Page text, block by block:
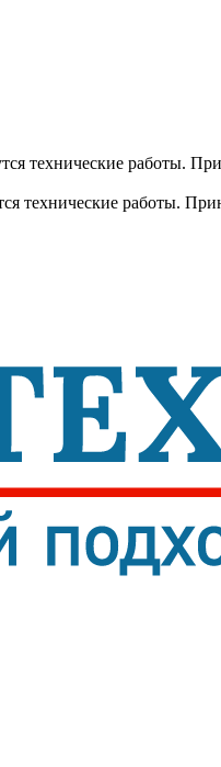
технические работы.
технические работы.